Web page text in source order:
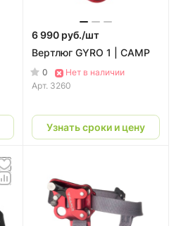
6 990 руб./шт
Вертлюг GYRO 1 | CAMP
0
Нет в наличии
Арт. 3260
Узнать сроки и цену